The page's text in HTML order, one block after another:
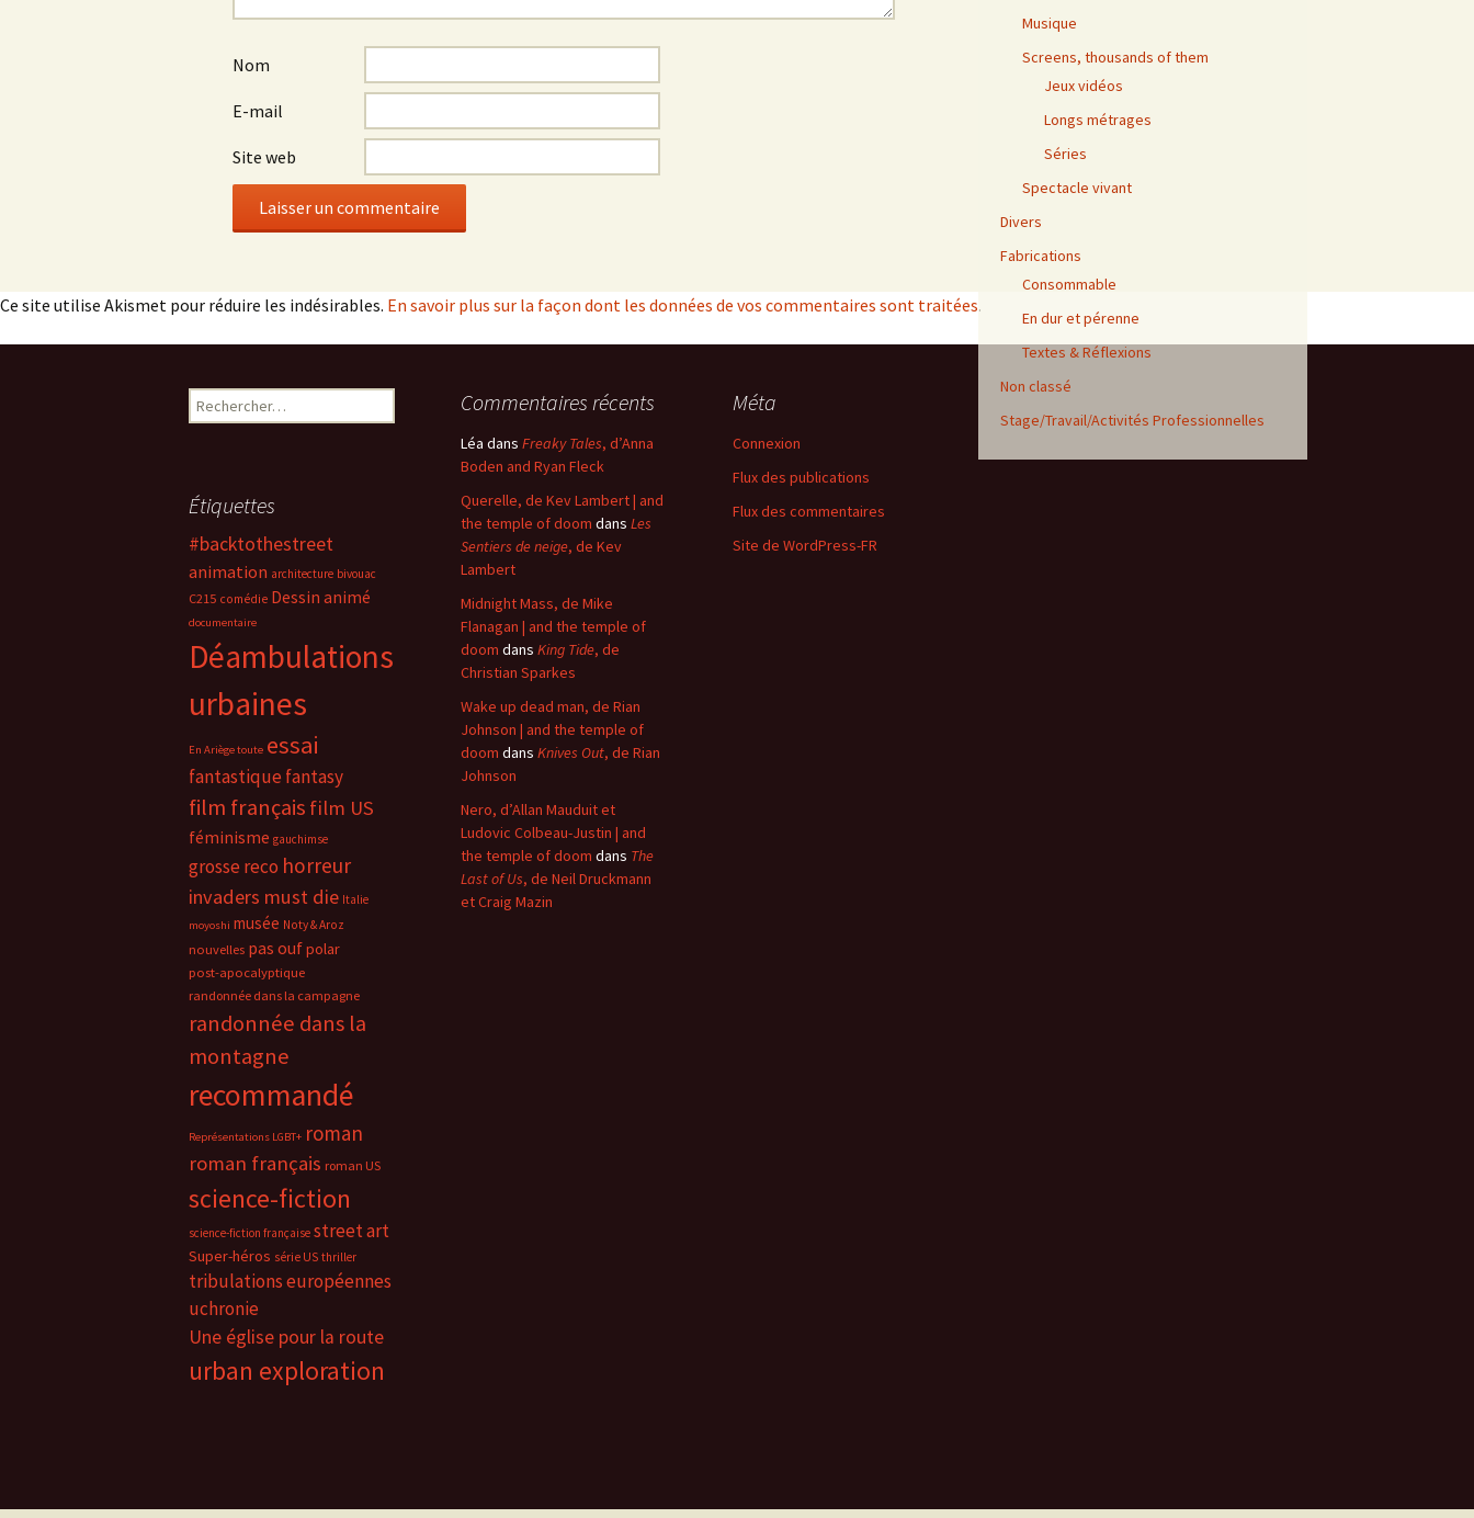
Nom
E-mail
Site web
Ce site utilise Akismet pour réduire les indésirables. En savoir plus sur la façon dont les données de vos commentaires sont traitées.
Musique
Screens, thousands of them
Jeux vidéos
Longs métrages
Séries
Spectacle vivant
Divers
Fabrications
Consommable
En dur et pérenne
Textes & Réflexions
Non classé
Stage/Travail/Activités Professionnelles
Rechercher : Commentaires récents
Léa dans Freaky Tales, d’Anna
Boden and Ryan Fleck
Querelle, de Kev Lambert | and
the temple of doom dans Les
Sentiers de neige, de Kev
Lambert
Midnight Mass, de Mike
Flanagan | and the temple of
doom dans King Tide, de
Christian Sparkes
Wake up dead man, de Rian
Johnson | and the temple of
doom dans Knives Out, de Rian
Johnson
Nero, d’Allan Mauduit et
Ludovic Colbeau-Justin | and
the temple of doom dans The
Last of Us, de Neil Druckmann
et Craig Mazin
Méta
Connexion
Flux des publications
Flux des commentaires
Site de WordPress-FR
Étiquettes
#backtothestreet
animation architecture bivouac
C215 comédie Dessin animé
documentaire
Déambulations
urbaines
En Ariège toute essai
fantastiquefantasy
film français film US
féminisme gauchimse
grosse reco horreur
invaders must die Italie
moyoshi musée Noty & Aroz
nouvelles pas oufpolar
post-apocalyptique
randonnée dans la campagne
randonnée dans la
montagne
recommandé
Représentations LGBT+ roman
roman français roman US
science-fiction
science-fiction française street art
Super-héros série US thriller
tribulations européennes
uchronie
Une église pour la route
urban exploration